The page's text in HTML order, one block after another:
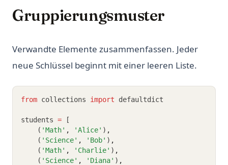
Gruppierungsmuster
Verwandte Elemente zusammenfassen. Jeder
neue Schlüssel beginnt mit einer leeren Liste.
from collections import defaultdict
students = [
    (
'Math' , 'Alice' ) ,
    (
'Science' , 'Bob' ) ,
    (
'Math' , 'Charlie' ) ,
    (
'Science' , 'Diana' ) ,